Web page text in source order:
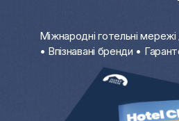
Міжнародні готельні мережі
• Впізнавані бренди •